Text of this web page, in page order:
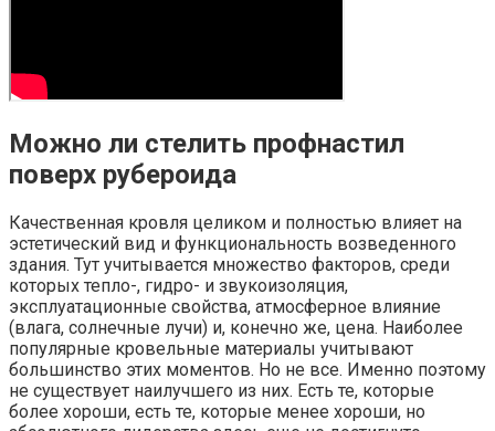
Можно ли стелить профнастил
поверх рубероида
Качественная кровля целиком и полностью влияет на
эстетический вид и функциональность возведенного
здания. Тут учитывается множество факторов, среди
которых тепло-, гидро- и звукоизоляция,
эксплуатационные свойства, атмосферное влияние
(влага, солнечные лучи) и, конечно же, цена. Наиболее
популярные кровельные материалы учитывают
большинство этих моментов. Но не все. Именно поэтому
не существует наилучшего из них. Есть те, которые
более хороши, есть те, которые менее хороши, но